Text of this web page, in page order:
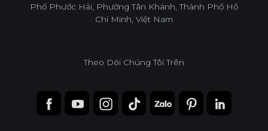
Kích thước(mm) 6 10 12 15
Phố Phước Hải, Phường Tân Khánh, Thành Phố Hồ
Chí Minh, Việt Nam
Theo Dõi Chúng Tôi Trên